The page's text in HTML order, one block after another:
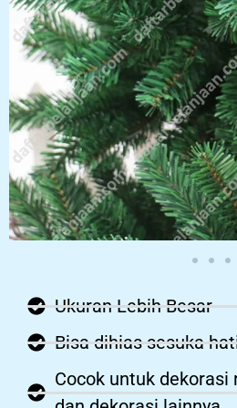
Ukuran Lebih Besar
Bisa dihias sesuka
Cocok untuk dekorasi